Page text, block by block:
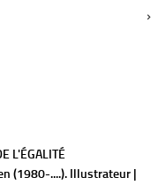
L'ÉGALITÉ
(1980-....). Illustrateur |